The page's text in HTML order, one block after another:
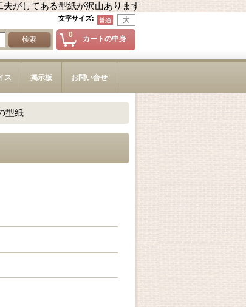
がしてある型紙が沢山あります
文字サイズ:
0 カートの中身
ス 掲示板 お問い合せ
型紙